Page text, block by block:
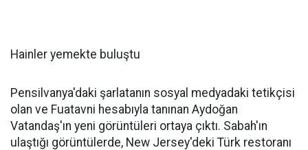
Hainler yemekte buluştu
Pensilvanya'daki şarlatanın sosyal medyadaki tetikçisi
olan ve Fuatavni hesabıyla tanınan Aydoğan
Vatandaş'ın yeni görüntüleri ortaya çıktı. Sabah'ın
ulaştığı görüntülerde, New Jersey'deki Türk restoranı